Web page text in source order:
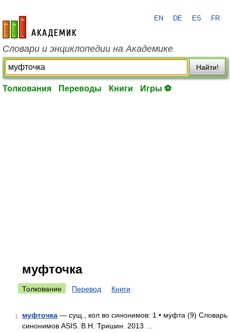
academic.ru
EN DE ES FR
Словари и энциклопедии на Академике
Найти!
Толкования Переводы Книги Игры ⚽
муфточка
Толкование Перевод Книги
1 муфточка — сущ., кол во синонимов: 1 • муфта (9) Словарь
синонимов ASIS. В.Н. Тришин. 2013 …